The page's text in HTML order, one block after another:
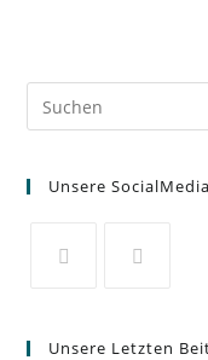
Unsere
Unsere Letzten